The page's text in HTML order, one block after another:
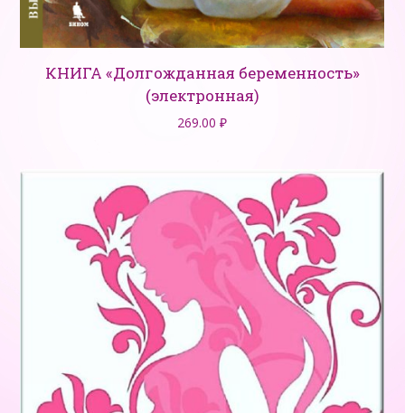
КНИГА «Долгожданная беременность»
(электронная)
269.00 ₽